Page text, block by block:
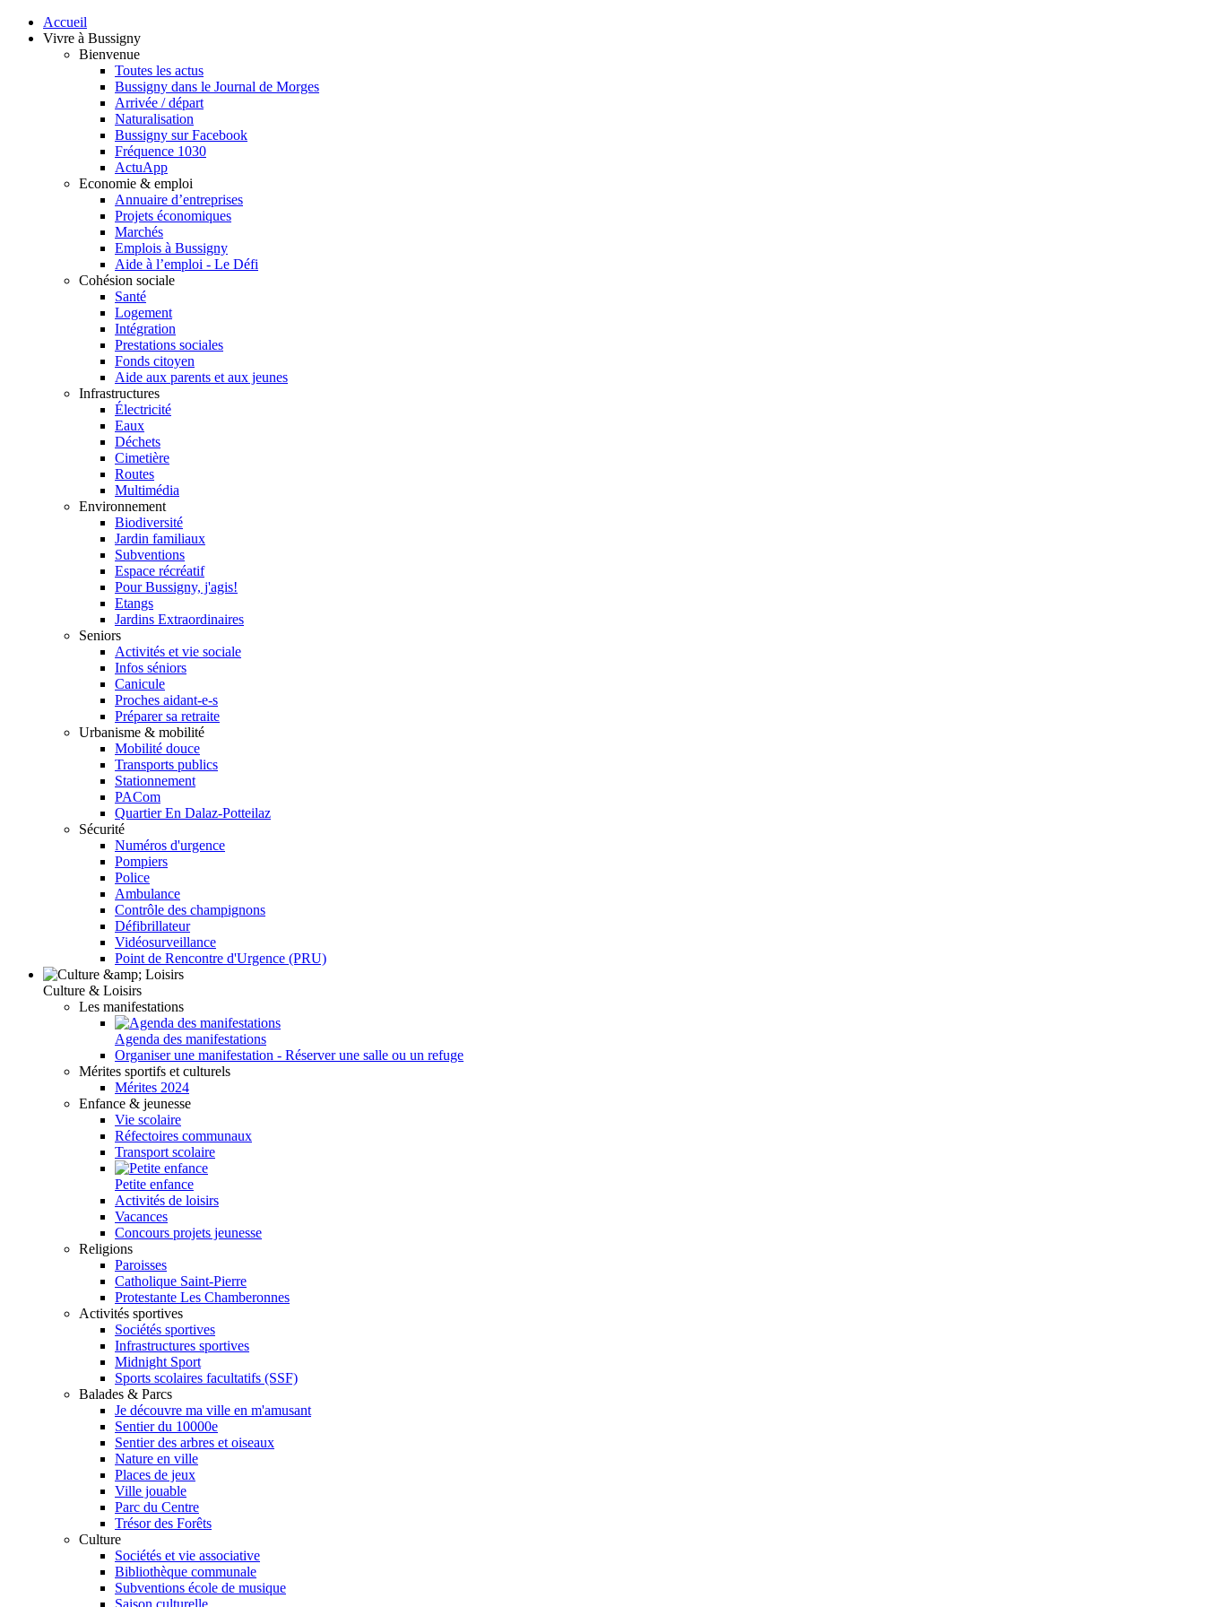
Accueil
Vivre à Bussigny
Bienvenue
Toutes les actus
Bussigny dans le Journal de Morges
Arrivée / départ
Naturalisation
Bussigny sur Facebook
Fréquence 1030
ActuApp
Economie & emploi
Annuaire d’entreprises
Projets économiques
Marchés
Emplois à Bussigny
Aide à l’emploi - Le Défi
Cohésion sociale
Santé
Logement
Intégration
Prestations sociales
Fonds citoyen
Aide aux parents et aux jeunes
Infrastructures
Électricité
Eaux
Déchets
Cimetière
Routes
Multimédia
Environnement
Biodiversité
Jardin familiaux
Subventions
Espace récréatif
Pour Bussigny, j'agis!
Etangs
Jardins Extraordinaires
Seniors
Activités et vie sociale
Infos séniors
Canicule
Proches aidant-e-s
Préparer sa retraite
Urbanisme & mobilité
Mobilité douce
Transports publics
Stationnement
PACom
Quartier En Dalaz-Potteilaz
Sécurité
Numéros d'urgence
Pompiers
Police
Ambulance
Contrôle des champignons
Défibrillateur
Vidéosurveillance
Point de Rencontre d'Urgence (PRU)
Culture & Loisirs
Les manifestations
Agenda des manifestations
Organiser une manifestation - Réserver une salle ou un refuge
Mérites sportifs et culturels
Mérites 2024
Enfance & jeunesse
Vie scolaire
Réfectoires communaux
Transport scolaire
Petite enfance
Activités de loisirs
Vacances
Concours projets jeunesse
Religions
Paroisses
Catholique Saint-Pierre
Protestante Les Chamberonnes
Activités sportives
Sociétés sportives
Infrastructures sportives
Midnight Sport
Sports scolaires facultatifs (SSF)
Balades & Parcs
Je découvre ma ville en m'amusant
Sentier du 10000e
Sentier des arbres et oiseaux
Nature en ville
Places de jeux
Ville jouable
Parc du Centre
Trésor des Forêts
Culture
Sociétés et vie associative
Bibliothèque communale
Subventions école de musique
Saison culturelle